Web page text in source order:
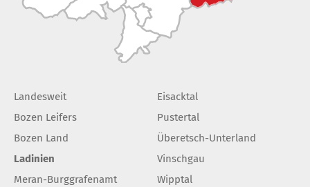
Landesweit
Bozen Leifers
Bozen Land
Ladinien
Meran-Burggrafenamt
Eisacktal
Pustertal
Überetsch-Unterland
Vinschgau
Wipptal